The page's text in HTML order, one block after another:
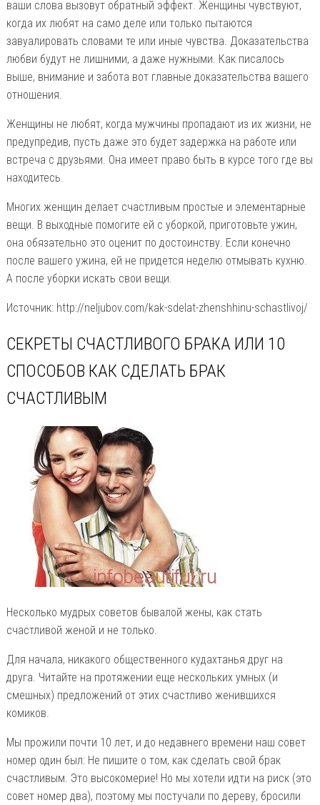
ваши слова вызовут обратный эффект. Женщины чувствуют,
когда их любят на само деле или только пытаются
завуалировать словами те или иные чувства. Доказательства
любви будут не лишними, а даже нужными. Как писалось
выше, внимание и забота вот главные доказательства вашего
отношения.
Женщины не любят, когда мужчины пропадают из их жизни, не
предупредив, пусть даже это будет задержка на работе или
встреча с друзьями. Она имеет право быть в курсе того где вы
находитесь.
Многих женщин делает счастливым простые и элементарные
вещи. В выходные помогите ей с уборкой, приготовьте ужин,
она обязательно это оценит по достоинству. Если конечно
после вашего ужина, ей не придется неделю отмывать кухню.
А после уборки искать свои вещи.
Источник: http://neljubov.com/kak-sdelat-zhenshhinu-schastlivoj/
CЕКРЕТЫ СЧАСТЛИВОГО БРАКА ИЛИ 10
СПОСОБОВ КАК СДЕЛАТЬ БРАК
СЧАСТЛИВЫМ
Несколько мудрых советов бывалой жены, как стать
счастливой женой и не только.
Для начала, никакого общественного кудахтанья друг на
друга. Читайте на протяжении еще нескольких умных (и
смешных) предложений от этих счастливо женившихся
комиков.
Мы прожили почти 10 лет, и до недавнего времени наш совет
номер один был: Не пишите о том, как сделать свой брак
счастливым. Это высокомерие! Но мы хотели идти на риск (это
совет номер два), поэтому мы постучали по дереву, бросили